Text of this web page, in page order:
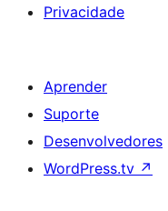
Privacidade
Aprender
Suporte
Desenvolvedores
WordPress.tv ↗